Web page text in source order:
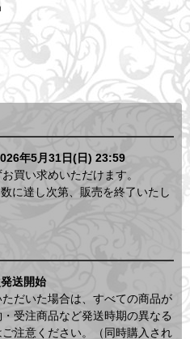
年5月31日(日) 23:59
買い求めいただけます。
に達し次第、販売を終了いたし
送開始
だいた場合は、すべての商品が
受注商品など発送時期の異なる
注意ください。（同時購入され